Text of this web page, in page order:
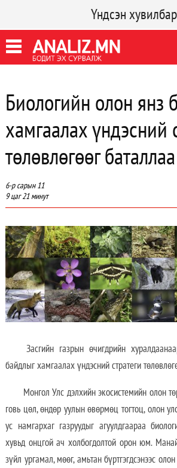
Үндсэн хувилбар
Биологийн олон янз
хамгаалах үндэсний
төлөвлөгөөг баталлаа
6-р сарын 11
9 цаг 21 минут
Засгийн газрын өчигдрийн
байдлыг хамгаалах үндэсний стратеги
Монгол Улс дэлхийн экосистемийн олон
говь цөл, өндөр уулын өвөрмөц тогтоц, олон
ус намгархаг газруудыг агуулдгаараа
хувьд онцгой ач холбогдолтой орон юм.
зүйл ургамал, мөөг, амьтан бүртгэгдсэнээс